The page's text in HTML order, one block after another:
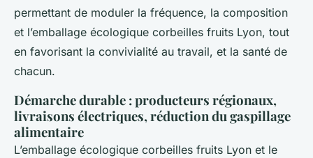
permettant de moduler la fréquence, la composition
et l’emballage écologique corbeilles fruits Lyon, tout
en favorisant la convivialité au travail, et la santé de
chacun.
Démarche durable : producteurs régionaux,
livraisons électriques, réduction du gaspillage
alimentaire
L’emballage écologique corbeilles fruits Lyon et le